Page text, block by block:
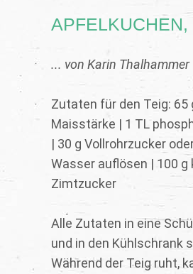
... von Karin Thalhammer
Zutaten für den Teig: 65
Maisstärke | 1 TL
| 30 g Vollrohrzucker
Wasser auflösen | 100
Zimtzucker
Alle Zutaten in eine
und in den Kühlschrank
Während der Teig ruht,